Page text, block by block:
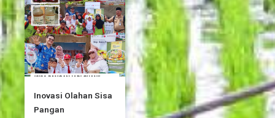
Inovasi Olahan Sisa
Pangan